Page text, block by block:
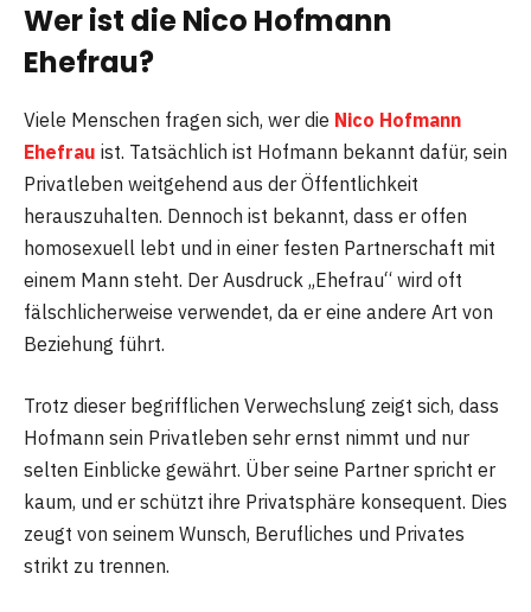
Wer ist die Nico Hofmann
Ehefrau?
Viele Menschen fragen sich, wer die Nico Hofmann
Ehefrau ist. Tatsächlich ist Hofmann bekannt dafür, sein
Privatleben weitgehend aus der Öffentlichkeit
herauszuhalten. Dennoch ist bekannt, dass er offen
homosexuell lebt und in einer festen Partnerschaft mit
einem Mann steht. Der Ausdruck „Ehefrau“ wird oft
fälschlicherweise verwendet, da er eine andere Art von
Beziehung führt.
Trotz dieser begrifflichen Verwechslung zeigt sich, dass
Hofmann sein Privatleben sehr ernst nimmt und nur
selten Einblicke gewährt. Über seine Partner spricht er
kaum, und er schützt ihre Privatsphäre konsequent. Dies
zeugt von seinem Wunsch, Berufliches und Privates
strikt zu trennen.